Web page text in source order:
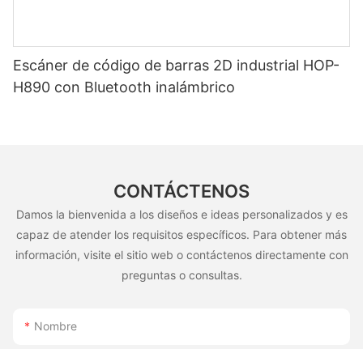
Escáner de código de barras 2D industrial HOP-
H890 con Bluetooth inalámbrico
CONTÁCTENOS
Damos la bienvenida a los diseños e ideas personalizados y es
capaz de atender los requisitos específicos. Para obtener más
información, visite el sitio web o contáctenos directamente con
preguntas o consultas.
Nombre